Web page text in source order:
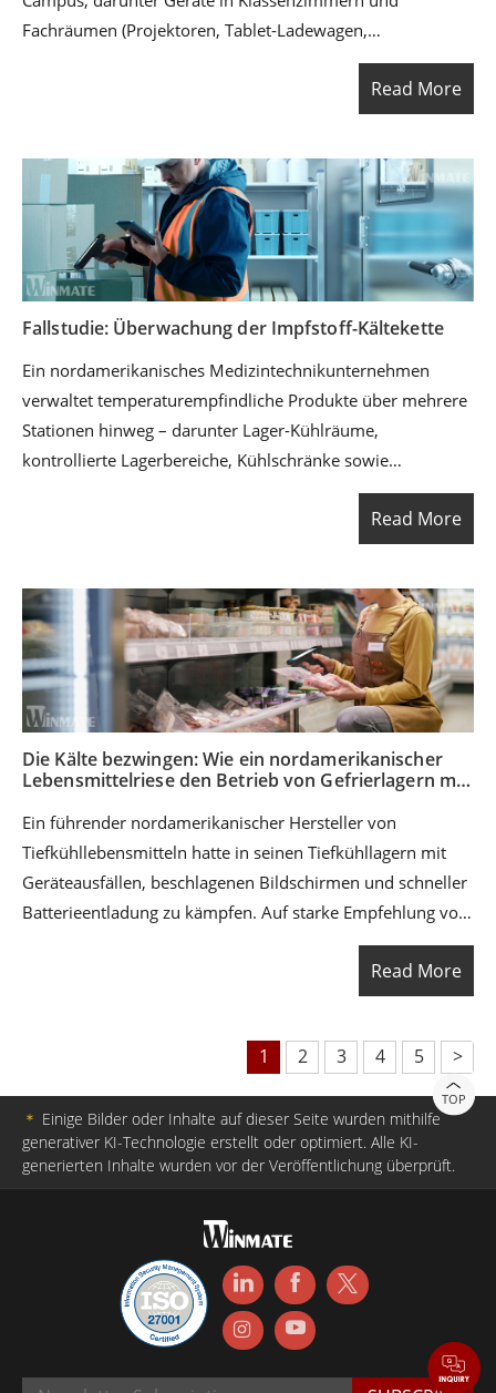
Fachräumen (Projektoren, Tablet-Ladewagen,
Laptops/Tablets und Audiosysteme), Bürogeräte der
Verwaltung, Bibliotheksgeräte, Sportausrüstung sowie IT-
Raum- und Netzwerkinfrastruktur. Zuvor basierten
Aufzeichnungen und papierbasierten Checklisten. Dies
führte zu langen Inventurzyklen, zeitaufwändiger
Dateneingabe in die Systeme und häufigen Auslassungen
oder Fehlern aufgrund von Bewegungen zwischen
Gebäuden und Stockwerken.
Read More
Fallstudie: Überwachung der Impfstoff-Kälte­kette
Ein nordamerikanisches Medizintechnikunternehmen
verwaltet temperaturempfindliche Produkte über mehrere
Stationen hinweg – darunter Lager-Kühlräume,
kontrollierte Lagerbereiche, Kühlschränke sowie
Kühlboxen während des Transports. Mit steigenden
Distributionsvolumen und strengeren Compliance-
Anforderungen benötigte das Unternehmen eine
überwachen, schneller auf Temperaturabweichungen zu
reagieren und eine vollständige, auditfähige
Rückverfolgbarkeit vom Versand bis zur Auslieferung
sicherzustellen.
Read More
Die Kälte bezwingen: Wie ein nordamerikanischer
Lebensmittelriese den Betrieb von Gefrierlagern mit
Ein führender nordamerikanischer Hersteller von
Tiefkühllebensmitteln hatte in seinen Tiefkühllagern mit
Geräteausfällen, beschlagenen Bildschirmen und schneller
Batterieentladung zu kämpfen. Auf starke Empfehlung von
RuggedPC Review hin implementierte das Unternehmen
den TC605 Rugged Handheld Computer zusammen mit
einem vollständigen Zubehör-Ökosystem. Das Ergebnis
sowie ein vollständig optimierter Arbeitsablauf.
Read More
1 2 3 4 5 >
TOP
＊ Einige Bilder oder Inhalte auf dieser Seite wurden mithilfe
generativer KI-Technologie erstellt oder optimiert. Alle KI-
generierten Inhalte wurden vor der Veröffentlichung überprüft.